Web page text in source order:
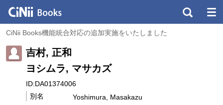
CiNii Books機能統合対応の追加実施をいたしました
吉村, 正和
ヨシムラ, マサカズ
ID:DA01374006
別名
Yoshimura, Masakazu